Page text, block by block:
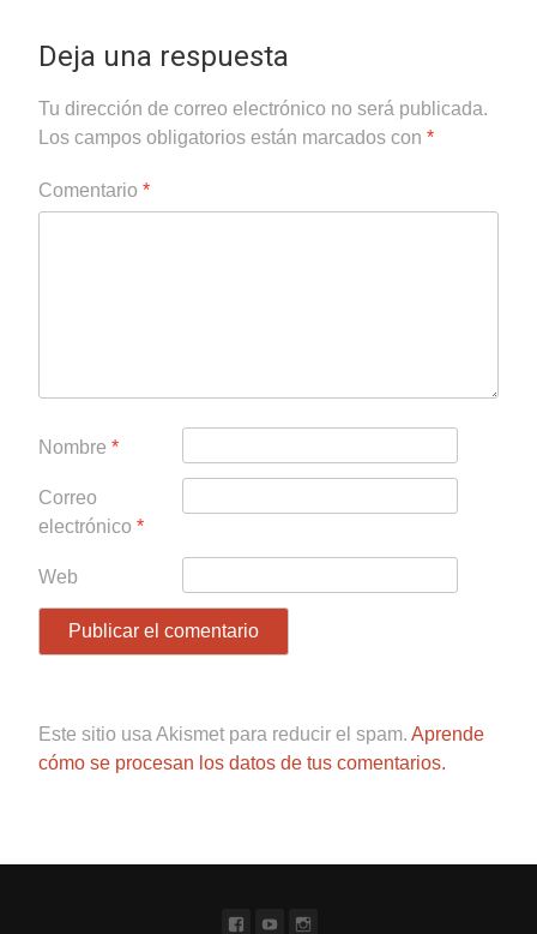
Deja una respuesta
Tu dirección de correo electrónico no será publicada.
Los campos obligatorios están marcados con *
Comentario *
Nombre *
Correo
electrónico *
Web
Este sitio usa Akismet para reducir el spam. Aprende
cómo se procesan los datos de tus comentarios.